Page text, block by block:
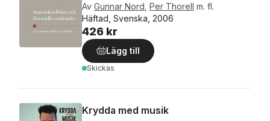
Av Gunnar Nord Per Thorell m. fl.
Häftad, Svenska, 2006
426 kr
Lägg till
Skickas
Krydda med musik